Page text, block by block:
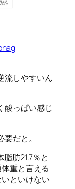
流しやすいん
酸っぱい感じ
だと。
肪21.7％と
重と言える
といけない